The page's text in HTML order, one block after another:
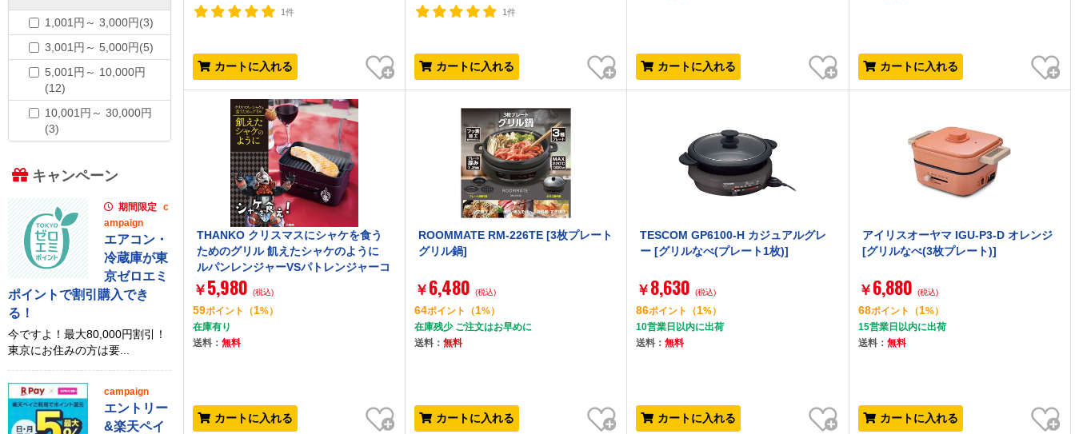
1件
カートに入れる
お気に入り
1件
カートに入れる
お気に入り
カートに入れる
お気に入り
カートに入れる
お気に入り
THANKO クリスマスにシャケを食う
ためのグリル 飢えたシャケのように
ルパンレンジャーVSパトレンジャーコ
ラボ CNSK25SBK-CTE ブラック [グ
リル鍋]
￥ 5,980 (税込)
59ポイント （1%）
在庫有り
送料：無料
カートに入れる
お気に入り
ROOMMATE RM-226TE [3枚プレート
グリル鍋]
￥ 6,480 (税込)
64ポイント （1%）
在庫残少 ご注文はお早めに
送料： 無料
カートに入れる
お気に入り
TESCOM GP6100-H カジュアルグレ
ー [グリルなべ(プレート1枚)]
￥ 8,630 (税込)
86ポイント （1%）
10営業日以内に出荷
送料：無料
カートに入れる
お気に入り
アイリスオーヤマ IGU-P3-D オレンジ
[グリルなべ(3枚プレート)]
￥ 6,880 (税込)
68ポイント （1%）
15営業日以内に出荷
送料： 無料
カートに入れる
お気に入り
1,001円～ 3,000円(3)
3,001円～ 5,000円(5)
5,001円～ 10,000円
(12)
10,001円～ 30,000円
(3)
キャンペーン
期間限定 c
ampaign
エアコン・
冷蔵庫が東
京ゼロエミ
ポイントで割引購入でき
る！
今ですよ！最大80,000円割引！
東京にお住みの方は要...
campaign
エントリー
&楽天ペイ